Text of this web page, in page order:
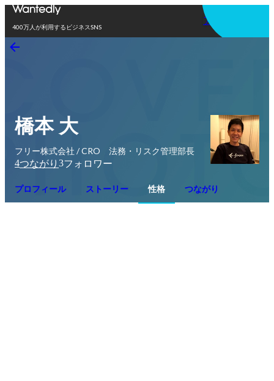
400万人が利用するビジネスSNS
アプリを使う
橋本 大
フリー株式会社 / CRO 法務・リスク管理部長
4つながり 3フォロワー
プロフィール ストーリー 性格 つながり